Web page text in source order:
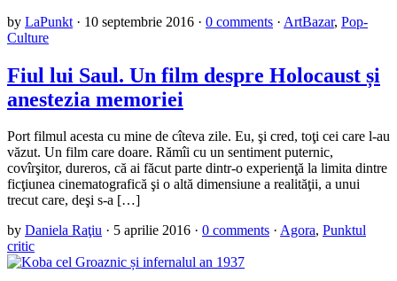
by LaPunkt · 10 septembrie 2016 · 0 comments · ArtBazar, Pop-
Culture
Fiul lui Saul. Un film despre Holocaust și
anestezia memoriei
Port filmul acesta cu mine de cîteva zile. Eu, şi cred, toţi cei care l-au
văzut. Un film care doare. Rămîi cu un sentiment puternic,
covîrşitor, dureros, că ai făcut parte dintr-o experienţă la limita dintre
ficţiunea cinematografică şi o altă dimensiune a realităţii, a unui
trecut care, deşi s-a […]
by Daniela Raţiu · 5 aprilie 2016 · 0 comments · Agora, Punktul
critic